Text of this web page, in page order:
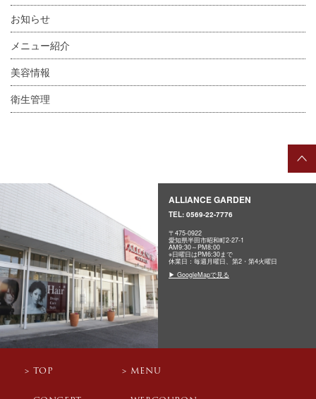
お知らせ
メニュー紹介
美容情報
衛生管理
ALLIANCE GARDEN
TEL: 0569-22-7776
〒475-0922
愛知県半田市昭和町2-27-1
AM9:30～PM8:00
※日曜日はPM6:30まで
休業日：毎週月曜日、第2・第4火曜日
▶ GoogleMapで見る
TOP MENU